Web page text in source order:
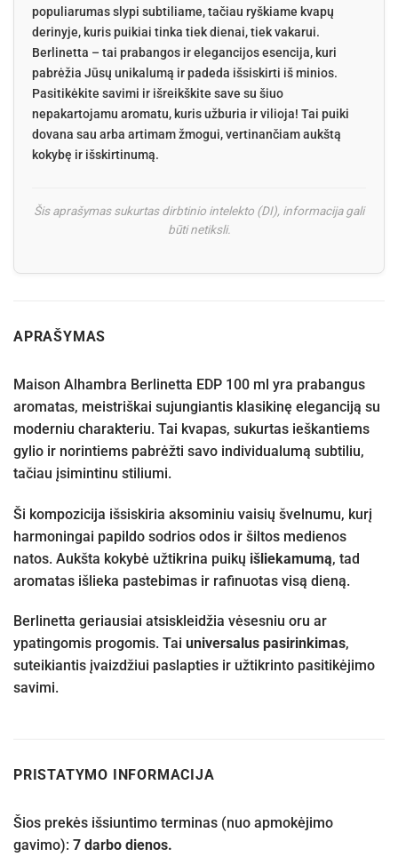
populiarumas slypi subtiliame, tačiau ryškiame kvapų
derinyje, kuris puikiai tinka tiek dienai, tiek vakarui.
Berlinetta – tai prabangos ir elegancijos esencija, kuri
pabrėžia Jūsų unikalumą ir padeda išsiskirti iš minios.
Pasitikėkite savimi ir išreikškite save su šiuo
nepakartojamu aromatu, kuris užburia ir vilioja! Tai puiki
dovana sau arba artimam žmogui, vertinančiam aukštą
kokybę ir išskirtinumą.
Šis aprašymas sukurtas dirbtinio intelekto (DI), informacija gali
būti netiksli.
APRAŠYMAS
Maison Alhambra Berlinetta EDP 100 ml yra prabangus
aromatas, meistriškai sujungiantis klasikinę eleganciją su
moderniu charakteriu. Tai kvapas, sukurtas ieškantiems
gylio ir norintiems pabrėžti savo individualumą subtiliu,
tačiau įsimintinu stiliumi.
Ši kompozicija išsiskiria aksominiu vaisių švelnumu, kurį
harmoningai papildo sodrios odos ir šiltos medienos
natos. Aukšta kokybė užtikrina puikų išliekamumą, tad
aromatas išlieka pastebimas ir rafinuotas visą dieną.
Berlinetta geriausiai atsiskleidžia vėsesniu oru ar
ypatingomis progomis. Tai universalus pasirinkimas,
suteikiantis įvaizdžiui paslapties ir užtikrinto pasitikėjimo
savimi.
PRISTATYMO INFORMACIJA
Šios prekės išsiuntimo terminas (nuo apmokėjimo
gavimo): 7 darbo dienos.